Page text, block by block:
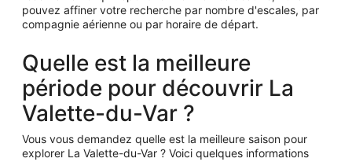
pouvez affiner votre recherche par nombre d'escales, par
compagnie aérienne ou par horaire de départ.
Quelle est la meilleure
période pour découvrir La
Valette-du-Var ?
Vous vous demandez quelle est la meilleure saison pour
explorer La Valette-du-Var ? Voici quelques informations